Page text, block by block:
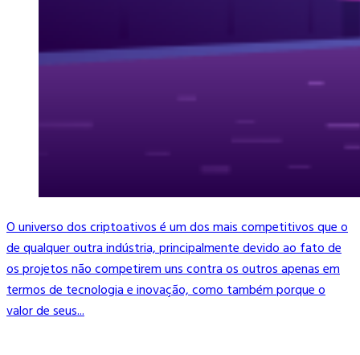
O universo dos criptoativos é um dos mais competitivos que o
de qualquer outra indústria, principalmente devido ao fato de
os projetos não competirem uns contra os outros apenas em
termos de tecnologia e inovação, como também porque o
valor de seus...